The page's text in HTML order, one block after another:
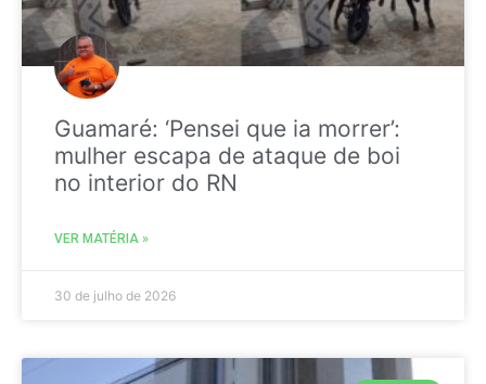
Guamaré: ‘Pensei que ia morrer’:
mulher escapa de ataque de boi
no interior do RN
VER MATÉRIA »
30 de julho de 2026